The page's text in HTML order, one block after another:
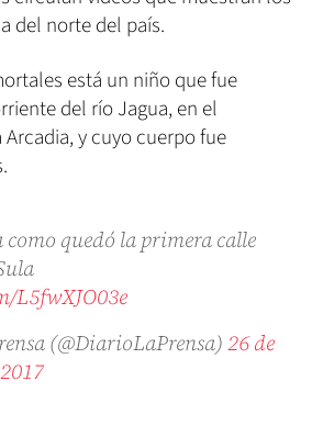
del norte del país.
está un niño que fue
del río Jagua, en el
y cuyo cuerpo fue
como quedó la primera calle
L5fwXJO03e
(@DiarioLaPrensa)26 de